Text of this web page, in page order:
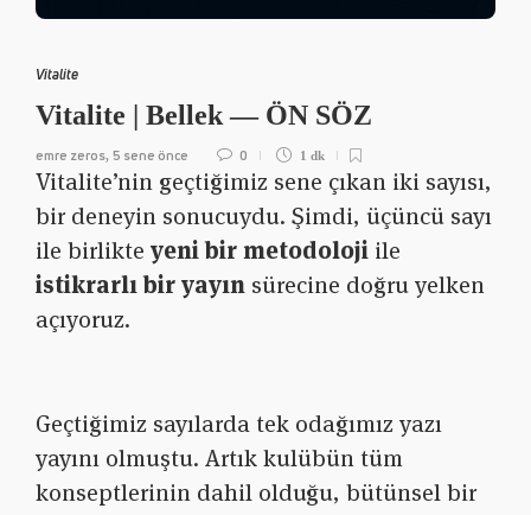
Vitalite
Vitalite | Bellek — ÖN SÖZ
emre zeros, 5 sene önce 0 1 dk
Vitalite’nin geçtiğimiz sene çıkan iki sayısı,
bir deneyin sonucuydu. Şimdi, üçüncü sayı
ile birlikte yeni bir metodoloji ile
istikrarlı bir yayın sürecine doğru yelken
açıyoruz.
Geçtiğimiz sayılarda tek odağımız yazı
yayını olmuştu. Artık kulübün tüm
konseptlerinin dahil olduğu, bütünsel bir